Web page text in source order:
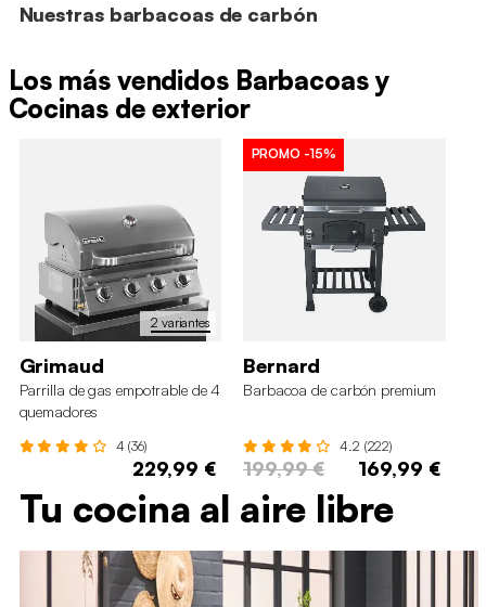
Nuestras barbacoas de carbón
Los más vendidos Barbacoas y
Cocinas de exterior
2 variantes
Grimaud
Parrilla de gas empotrable de 4
quemadores
4 (36)
229,99 €
PROMO -15%
Bernard
Barbacoa de carbón premium
4.2 (222)
199,99 € 169,99 €
Tu cocina al aire libre